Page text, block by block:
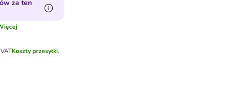
za ten
Koszty przesyłki.